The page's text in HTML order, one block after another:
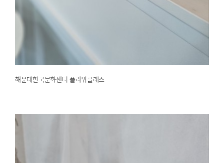
해운대한국문화센터 플라워클래스
2025.03.24
해운대한국문화센터 플라워클래스